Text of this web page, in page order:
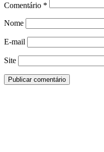
Comentário *
Nome
E-mail
Site